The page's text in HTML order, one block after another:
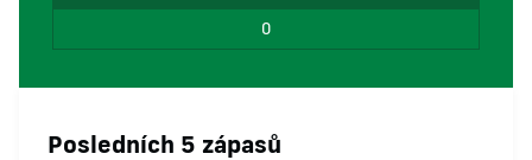
0
Posledních 5 zápasů